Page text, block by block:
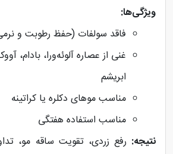
ویژگی‌ها:
فاقد سولفات (حفظ رطوبت و
غنی از عصاره آلوئه‌ورا، بادام،
ابریشم
مناسب موهای دکلره یا کراتینه
مناسب استفاده هفتگی
نتیجه: رفع زردی، تقویت ساقه مو،